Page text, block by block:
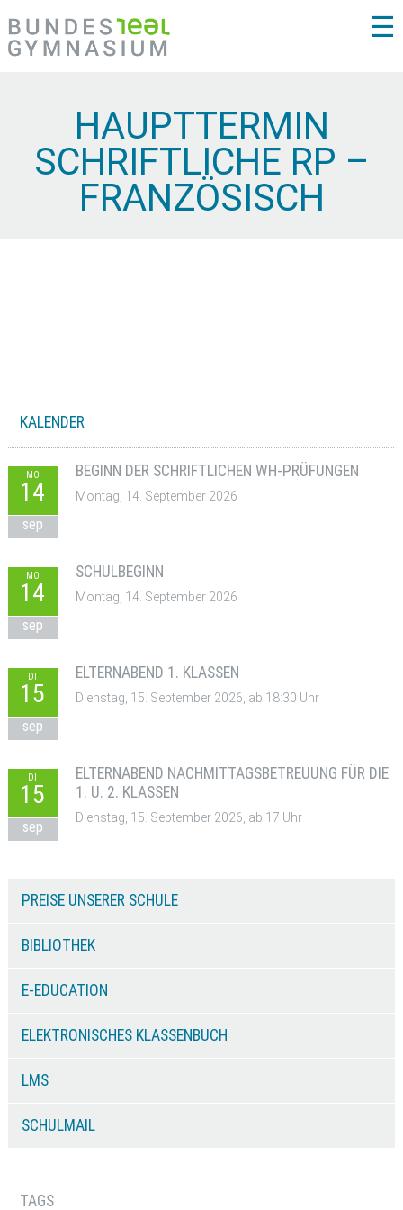
☰
HAUPTTERMIN
SCHRIFTLICHE RP –
FRANZÖSISCH
KALENDER
MO
14
sep
BEGINN DER SCHRIFTLICHEN WH-PRÜFUNGEN
Montag, 14. September 2026
MO
14
sep
SCHULBEGINN
Montag, 14. September 2026
DI
15
sep
ELTERNABEND 1. KLASSEN
Dienstag, 15. September 2026, ab 18:30 Uhr
DI
15
sep
ELTERNABEND NACHMITTAGSBETREUUNG FÜR DIE
1. U. 2. KLASSEN
Dienstag, 15. September 2026, ab 17 Uhr
PREISE UNSERER SCHULE
BIBLIOTHEK
E-EDUCATION
ELEKTRONISCHES KLASSENBUCH
LMS
SCHULMAIL
TAGS